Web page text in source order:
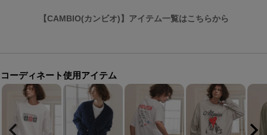
【CAMBIO(カンビオ)】アイテム一覧はこちらから
コーディネート使用アイテム